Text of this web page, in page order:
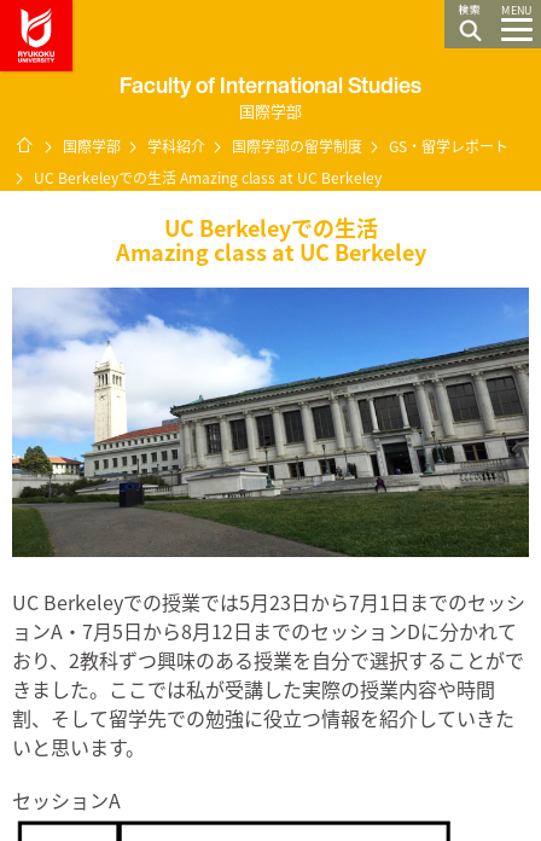
MENU
Faculty of International Studies
国際学部
ホーム
国際学部 学科紹介 国際学部の留学制度
GS・留学レポート
UC Berkeleyでの生活 Amazing class at UC Berkeley
UC Berkeleyでの生活
Amazing class at UC Berkeley
UC Berkeleyでの授業では5月23日から7月1日までのセッシ
ョンA・7月5日から8月12日までのセッションDに分かれて
おり、2教科ずつ興味のある授業を自分で選択することがで
きました。ここでは私が受講した実際の授業内容や時間
割、そして留学先での勉強に役立つ情報を紹介していきた
いと思います。
セッションA